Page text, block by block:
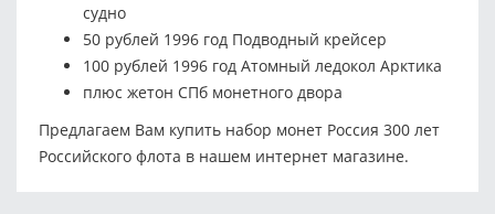
судно
50 рублей 1996 год Подводный крейсер
100 рублей 1996 год Атомный ледокол Арктика
плюс жетон СПб монетного двора
Предлагаем Вам купить набор монет Россия 300 лет
Российского флота в нашем интернет магазине.